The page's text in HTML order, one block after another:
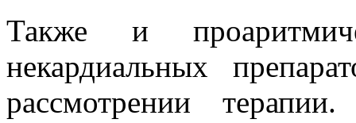
Также и
некардиальных
рассмотрении